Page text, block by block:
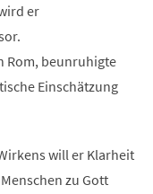
er
Rom, beunruhigte
Einschätzung
will er Klarheit
zu Gott